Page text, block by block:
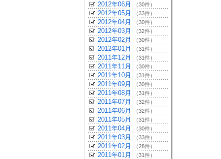
2012年06月 （30件）
2012年05月 （33件）
2012年04月 （30件）
2012年03月 （32件）
2012年02月 （30件）
2012年01月 （31件）
2011年12月 （31件）
2011年11月 （30件）
2011年10月 （31件）
2011年09月 （30件）
2011年08月 （31件）
2011年07月 （32件）
2011年06月 （32件）
2011年05月 （31件）
2011年04月 （30件）
2011年03月 （33件）
2011年02月 （28件）
2011年01月 （31件）